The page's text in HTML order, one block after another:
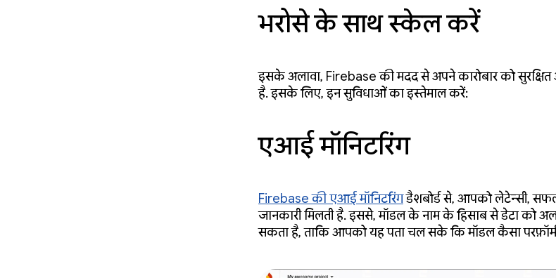
भरोसे के साथ स्केल करें
इसके अलावा, Firebase की मदद से अपने कारोबार को
है. इसके लिए, इन सुविधाओं का इस्तेमाल करें:
एआई मॉनिटरिंग
Firebase की एआई मॉनिटरिंगडैशबोर्ड से, आपको लेटेन्सी,
जानकारी मिलती है. इससे, मॉडल के नाम के हिसाब से डेटा को
सकता है, ताकि आपको यह पता चल सके कि मॉडल कैसा परफ़ॉर्म